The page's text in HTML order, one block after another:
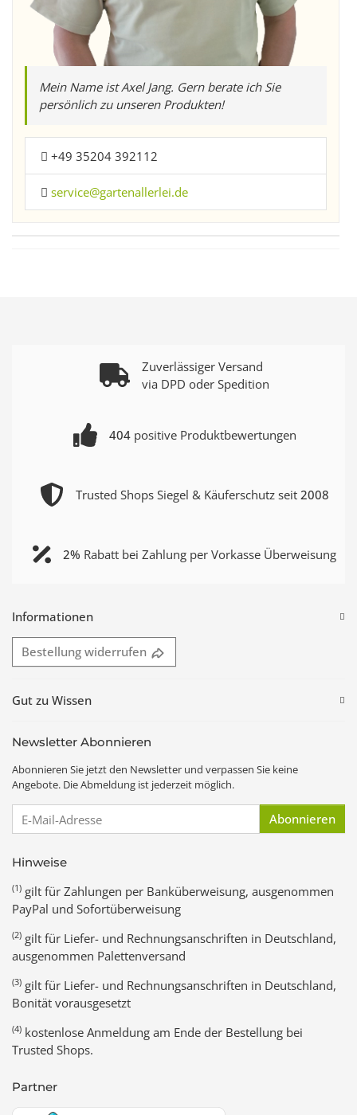
Mein Name ist Axel Jang. Gern berate ich Sie
persönlich zu unseren Produkten!
+49 35204 392112
service@gartenallerlei.de
Zuverlässiger Versand
via DPD oder Spedition
404positive Produktbewertungen
Trusted Shops Siegel & Käuferschutz seit 2008
2% Rabatt bei Zahlung per Vorkasse Überweisung
Informationen
Bestellung widerrufen
Gut zu Wissen
Newsletter Abonnieren
Abonnieren Sie jetzt den Newsletter und verpassen Sie keine
Angebote. Die Abmeldung ist jederzeit möglich.
E-Mail-Adresse Abonnieren
Hinweise
(1) gilt für Zahlungen per Banküberweisung, ausgenommen
PayPal und Sofortüberweisung
(2) gilt für Liefer- und Rechnungsanschriften in Deutschland,
ausgenommen Palettenversand
(3) gilt für Liefer- und Rechnungsanschriften in Deutschland,
Bonität vorausgesetzt
(4) kostenlose Anmeldung am Ende der Bestellung bei
Trusted Shops.
Partner